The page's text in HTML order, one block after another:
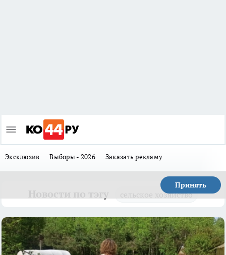
Эксклюзив Выборы - 2026 Заказать рекламу
Принять
сельское хозяйство